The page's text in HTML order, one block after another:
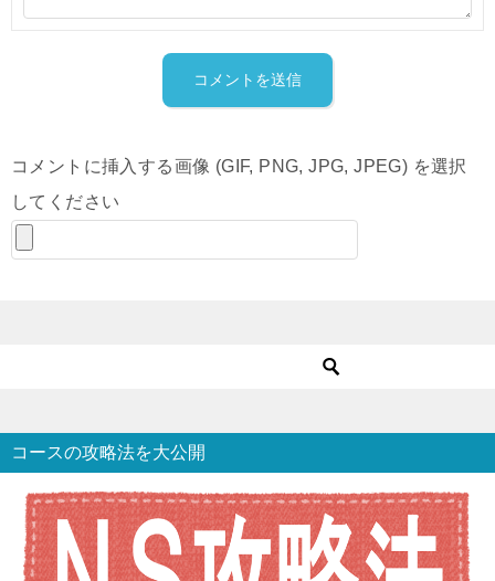
コメントに挿入する画像 (GIF, PNG, JPG, JPEG) を選択
してください
コースの攻略法を大公開